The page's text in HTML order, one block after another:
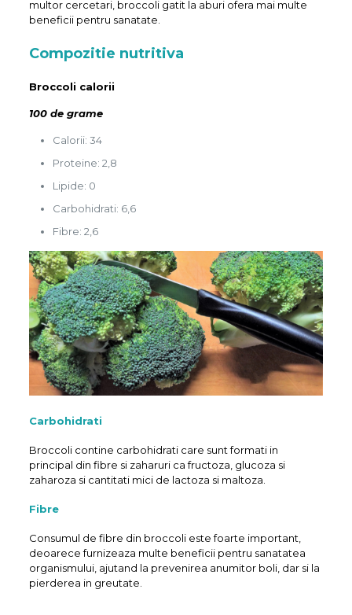
multor cercetari, broccoli gatit la aburi ofera mai multe
beneficii pentru sanatate.
Compozitie nutritiva
Broccoli calorii
100 de grame
Calorii: 34
Proteine: 2,8
Lipide: 0
Carbohidrati: 6,6
Fibre: 2,6
Carbohidrati
Broccoli contine carbohidrati care sunt formati in
principal din fibre si zaharuri ca fructoza, glucoza si
zaharoza si cantitati mici de lactoza si maltoza.
Fibre
Consumul de fibre din broccoli este foarte important,
deoarece furnizeaza multe beneficii pentru sanatatea
organismului, ajutand la prevenirea anumitor boli, dar si la
pierderea in greutate.